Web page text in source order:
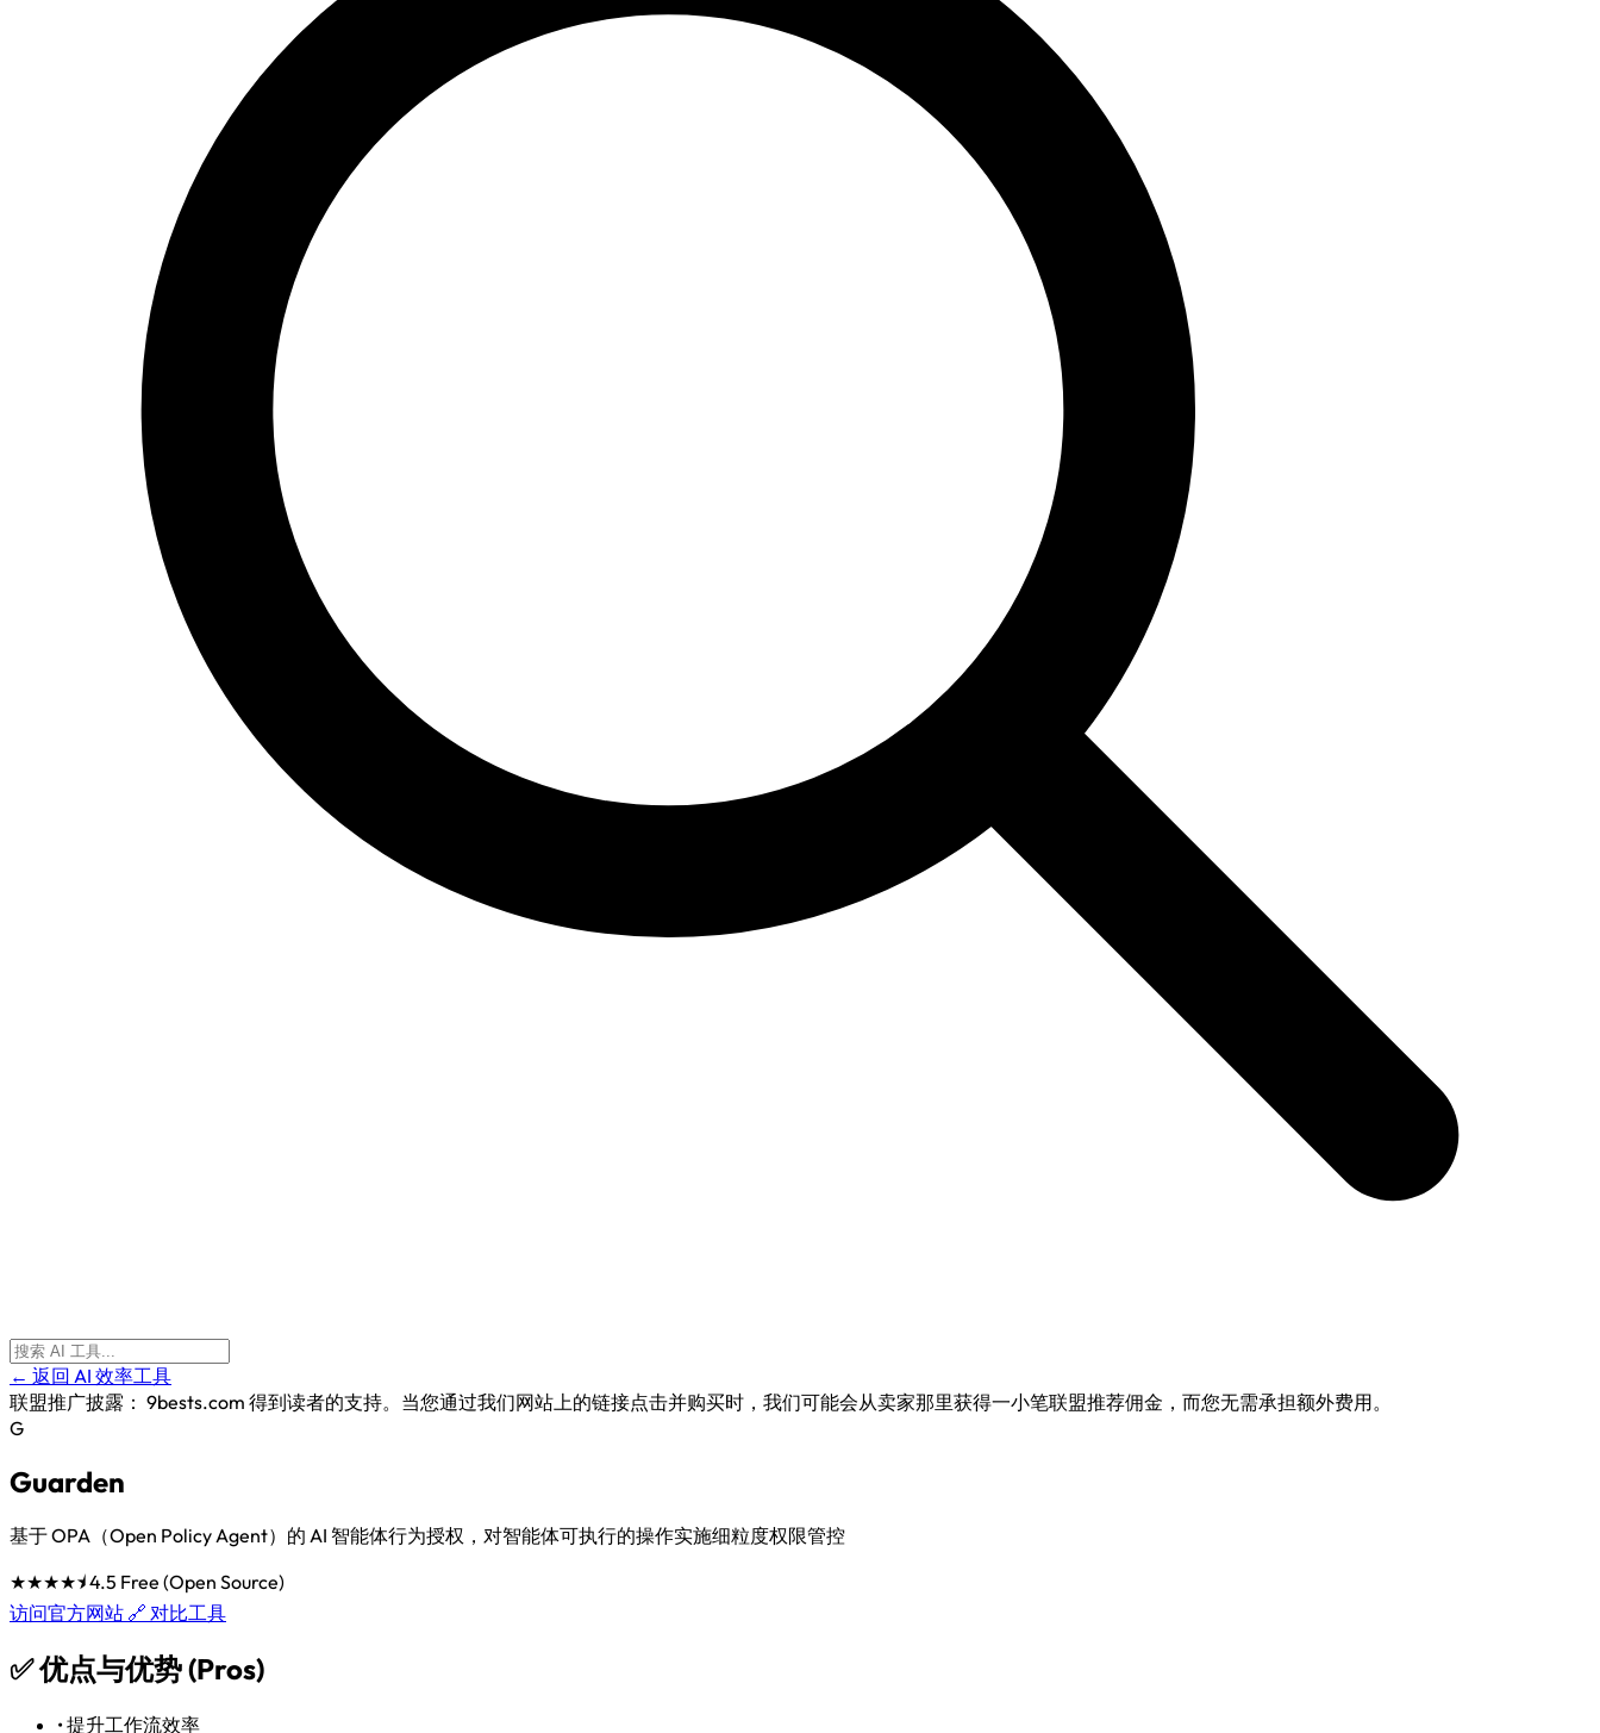
← 返回 AI 效率工具
联盟推广披露： 9bests.com 得到读者的支持。当您通过我们网站上的链接点击并购买时，我们可能会从卖家那里获得一小笔联盟推荐佣金，而您无需承担额外费用。
G
Guarden
基于 OPA（Open Policy Agent）的 AI 智能体行为授权，对智能体可执行的操作实施细粒度权限管控
★★★★⯨4.5 Free (Open Source)
访问官方网站 🔗 对比工具
✅优点与优势 (Pros)
•提升工作流效率